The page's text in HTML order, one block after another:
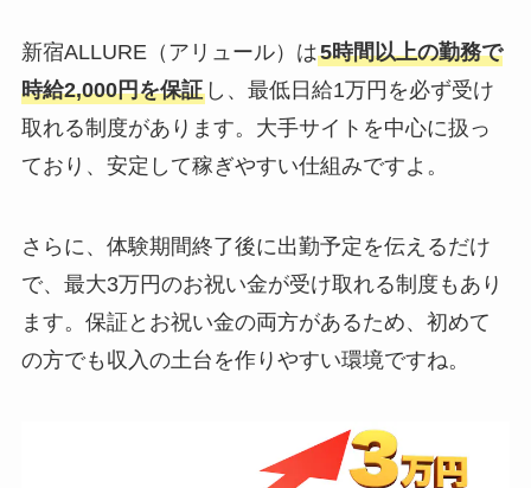
ト
時給換算：2,700円
× 参加人数
2ショットチャット
120円/分
時給換算：7,200円
パーティーチャッ
ト
45円/分 × 参加人数
時給換算：2,700円
新宿ALLURE（アリュール）は5時間以上の勤務で
時給2,000円を保証し、最低日給1万円を必ず受け
取れる制度があります。大手サイトを中心に扱っ
ており、安定して稼ぎやすい仕組みですよ。
さらに、体験期間終了後に出勤予定を伝えるだけ
で、最大3万円のお祝い金が受け取れる制度もあり
ます。保証とお祝い金の両方があるため、初めて
の方でも収入の土台を作りやすい環境ですね。